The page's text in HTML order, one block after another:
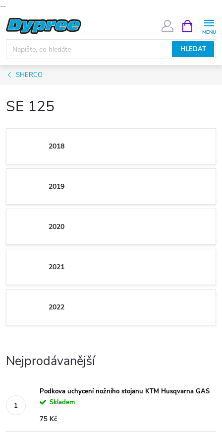
--
Přejít
na
obsah
HLEDAT
NÁKUPNÍ
KOŠÍK
SHERCO
SE 125
2018
2019
2020
2021
2022
Nejprodávanější
Podkova uchycení nožního stojanu KTM Husqvarna GAS
Skladem
75 Kč